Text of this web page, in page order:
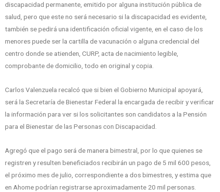
discapacidad permanente, emitido por alguna institución pública de
salud, pero que este no será necesario si la discapacidad es evidente,
también se pedirá una identificación oficial vigente, en el caso de los
menores puede ser la cartilla de vacunación o alguna credencial del
centro donde se atienden, CURP, acta de nacimiento legible,
comprobante de domicilio, todo en original y copia.
Carlos Valenzuela recalcó que si bien el Gobierno Municipal apoyará,
será la Secretaría de Bienestar Federal la encargada de recibir y verificar
la información para ver si los solicitantes son candidatos a la Pensión
para el Bienestar de las Personas con Discapacidad.
Agregó que el pago será de manera bimestral, por lo que quienes se
registren y resulten beneficiados recibirán un pago de 5 mil 600 pesos,
el próximo mes de julio, correspondiente a dos bimestres, y estima que
en Ahome podrían registrarse aproximadamente 20 mil personas.